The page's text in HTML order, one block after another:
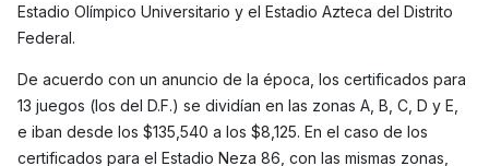
Estadio Olímpico Universitario y el Estadio Azteca del Distrito
Federal.
De acuerdo con un anuncio de la época, los certificados para
13 juegos (los del D.F.) se dividían en las zonas A, B, C, D y E,
e iban desde los $135,540 a los $8,125. En el caso de los
certificados para el Estadio Neza 86, con las mismas zonas,